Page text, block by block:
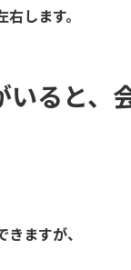
します。
ると、
ますが、